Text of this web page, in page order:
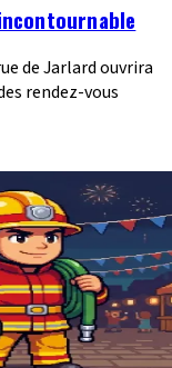
de Jarlard ouvrira
rendez-vous